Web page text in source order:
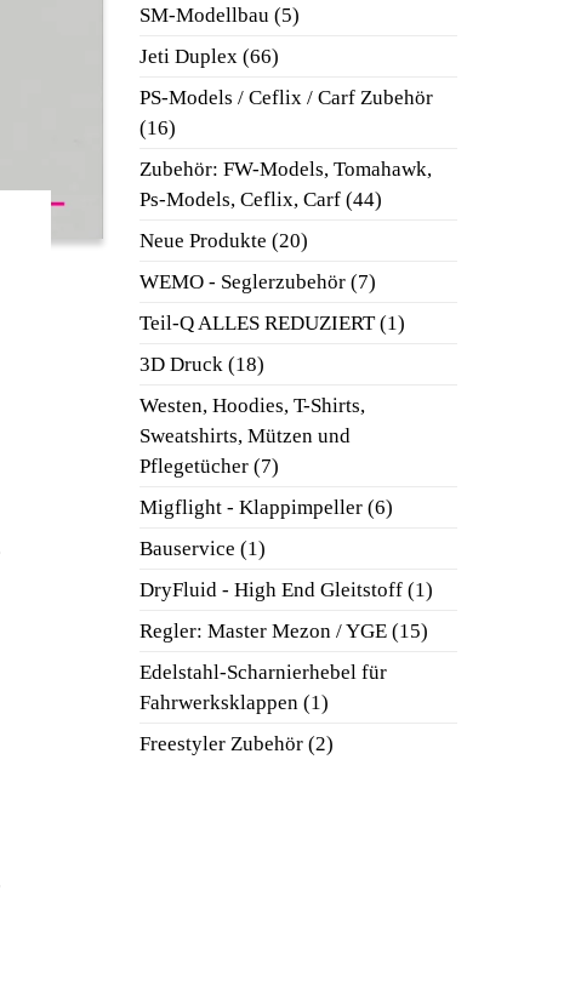
SM-Modellbau 55
Jeti Duplex 6666
Produkte
PS-Models / Ceflix / Carf Zubehör
1616
Produkte
Zubehör: FW-Models, Tomahawk,
Ps-Models, Ceflix, Carf 4444
Neue Produkte 2020
Produkte
WEMO - Seglerzubehör 77
Produkte
Teil-Q ALLES REDUZIERT 11
3D Druck 1818
Produkte
Westen, Hoodies, T-Shirts,
Sweatshirts, Mützen und
Pflegetücher
77
Produkte
Migflight - Klappimpeller 66
Bauservice 11
Produkt
DryFluid - High End Gleitstoff 11
Regler: Master Mezon / YGE 1515
Edelstahl-Scharnierhebel für
Fahrwerksklappen
11
Produkt
Freestyler Zubehör 22